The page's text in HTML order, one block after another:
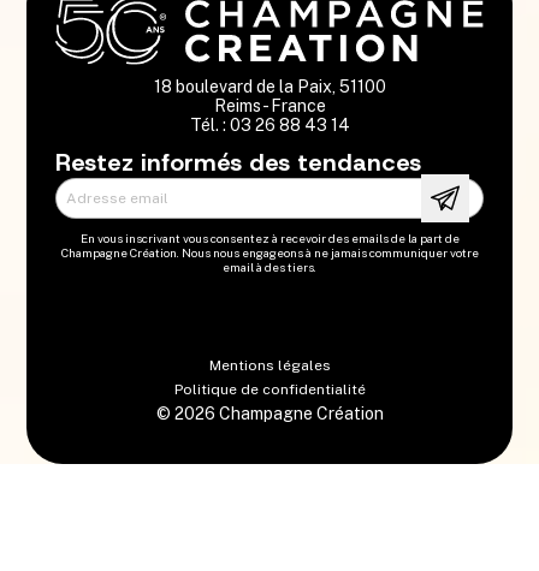
18 boulevard de la Paix, 51100
Reims - France
Tél. : 03 26 88 43 14
Restez informés des tendances
Adresse email
En vous inscrivant vous consentez à recevoir des emails de la part de
Champagne Création. Nous nous engageons à ne jamais communiquer votre
email à des tiers.
© 2026 Champagne Création
Mentions légales
Politique de confidentialité